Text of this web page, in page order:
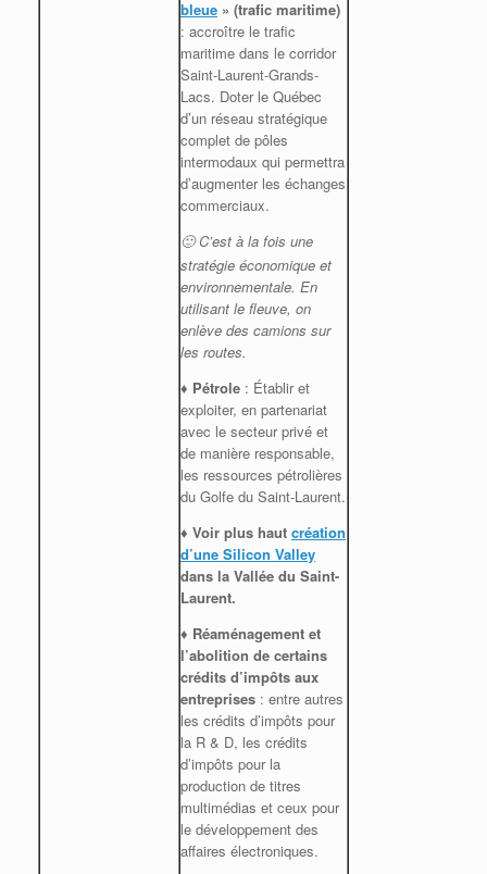
bleue » (trafic maritime)
: accroître le trafic
maritime dans le corridor
Saint-Laurent-Grands-
Lacs. Doter le Québec
d’un réseau stratégique
complet de pôles
intermodaux qui permettra
d’augmenter les échanges
commerciaux.
🙂C’est à la fois une
stratégie économique et
environnementale. En
utilisant le fleuve, on
enlève des camions sur
les routes.
♦ Pétrole : Établir et
exploiter, en partenariat
avec le secteur privé et
de manière responsable,
les ressources pétrolières
du Golfe du Saint-Laurent.
♦ Voir plus haut création
d’une Silicon Valley
dans la Vallée du Saint-
Laurent.
♦ Réaménagement et
l’abolition de certains
crédits d’impôts aux
entreprises : entre autres
les crédits d’impôts pour
la R & D, les crédits
d’impôts pour la
production de titres
multimédias et ceux pour
le développement des
affaires électroniques.